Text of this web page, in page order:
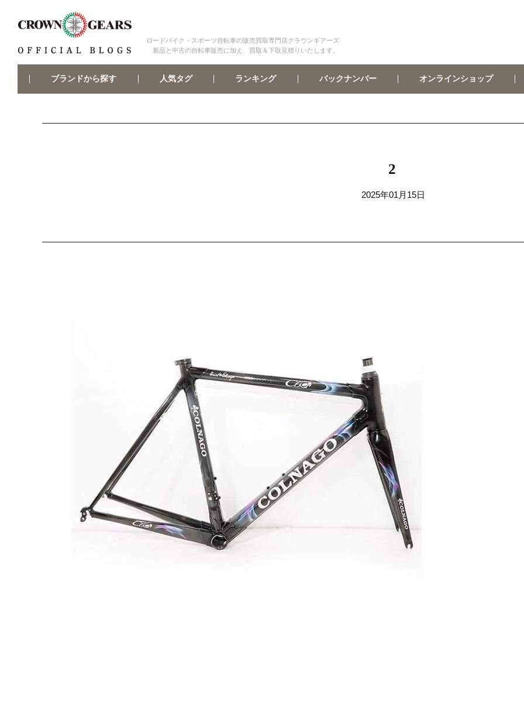
ロードバイク・スポーツ自転車の販売買取専門店クラウンギアーズ
新品と中古の自転車販売に加え、買取＆下取見積りいたします。
ブランドから探す 人気タグ ランキング バックナンバー オンラインショップ
2
2025年01月15日